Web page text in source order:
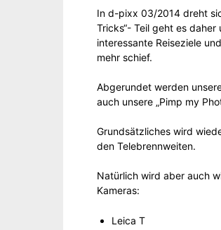
In d-pixx 03/2014 dreht
Tricks“- Teil geht es
interessante Reiseziele
mehr schief.
Abgerundet werden
auch unsere „Pimp my
Grundsätzliches wird
den Telebrennweiten.
Natürlich wird aber auch
Kameras:
Leica T